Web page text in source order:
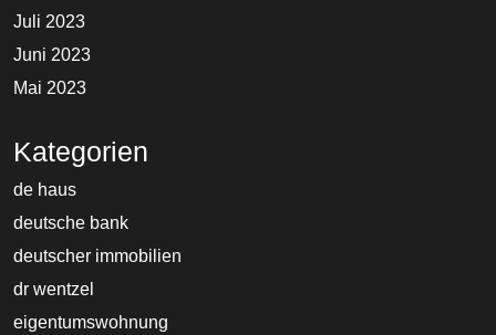
Juli 2023
Juni 2023
Mai 2023
Kategorien
de haus
deutsche bank
deutscher immobilien
dr wentzel
eigentumswohnung